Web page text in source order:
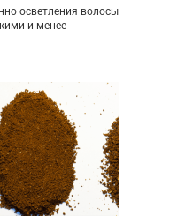
осветления волосы
и менее